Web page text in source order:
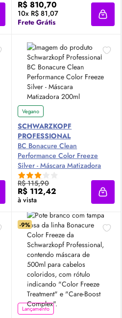
à sacola
R$ 810,70
10x R$ 81,07
Frete Grátis
à sacola
Vegano
SCHWARZKOPF
PROFESSIONAL
BC Bonacure Clean
Performance Color Freeze
Silver - Máscara Matizadora
200ml
R$ 115,90
R$ 112,42
à vista
-9%
Lançamento